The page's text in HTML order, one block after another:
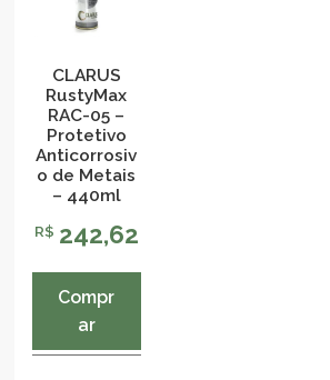
CLARUS
RustyMax
RAC-05 –
Protetivo
Anticorrosiv
o de Metais
– 440ml
R$ 242,62
Compr
ar